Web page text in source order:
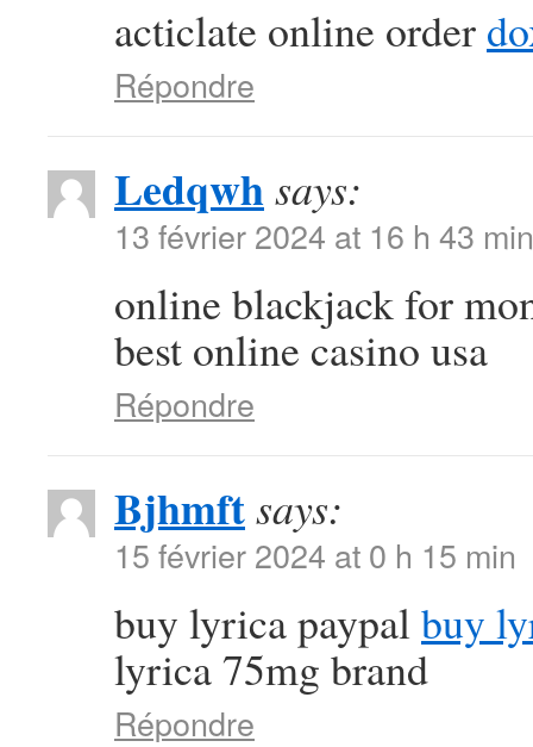
acticlate online order
Répondre
Ledqwhsays:
13 février 2024 at 16 h 43 min
online blackjack for
best online casino usa
Répondre
Bjhmftsays:
15 février 2024 at 0 h 15 min
buy lyrica paypalbuy
lyrica 75mg brand
Répondre